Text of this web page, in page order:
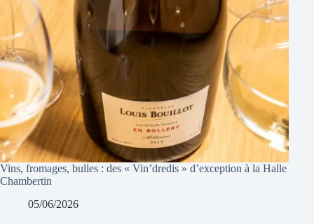
Vins, fromages, bulles : des « Vin’dredis » d’exception à la Halle
Chambertin
05/06/2026